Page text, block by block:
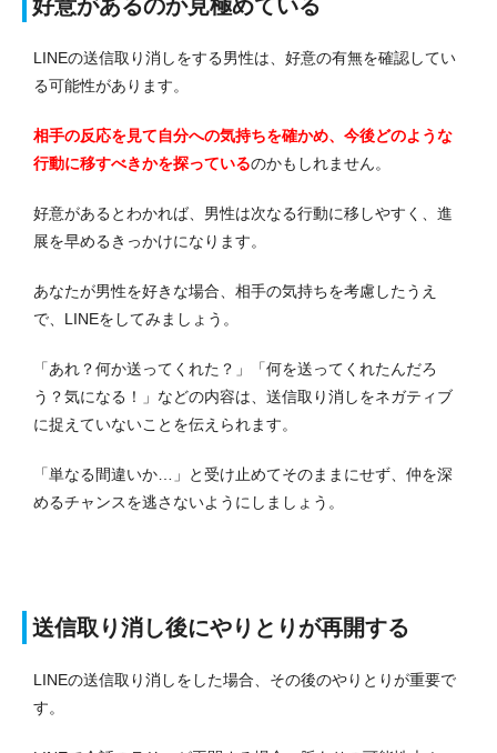
好意があるのか見極めている
LINEの送信取り消しをする男性は、好意の有無を確認してい
る可能性があります。
相手の反応を見て自分への気持ちを確かめ、今後どのような
行動に移すべきかを探っているのかもしれません。
好意があるとわかれば、男性は次なる行動に移しやすく、進
展を早めるきっかけになります。
あなたが男性を好きな場合、相手の気持ちを考慮したうえ
で、LINEをしてみましょう。
「あれ？何か送ってくれた？」「何を送ってくれたんだろ
う？気になる！」などの内容は、送信取り消しをネガティブ
に捉えていないことを伝えられます。
「単なる間違いか…」と受け止めてそのままにせず、仲を深
めるチャンスを逃さないようにしましょう。
送信取り消し後にやりとりが再開する
LINEの送信取り消しをした場合、その後のやりとりが重要で
す。